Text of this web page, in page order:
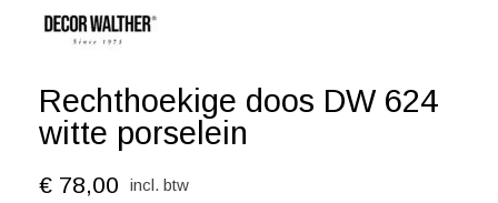
Rechthoekige doos DW 624
witte porselein
€ 78,00 incl. btw